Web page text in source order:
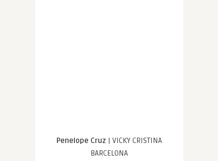
Penelope Cruz | VICKY CRISTINA
BARCELONA